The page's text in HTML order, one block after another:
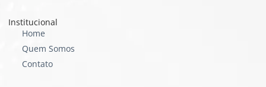
Institucional
Home
Quem Somos
Contato